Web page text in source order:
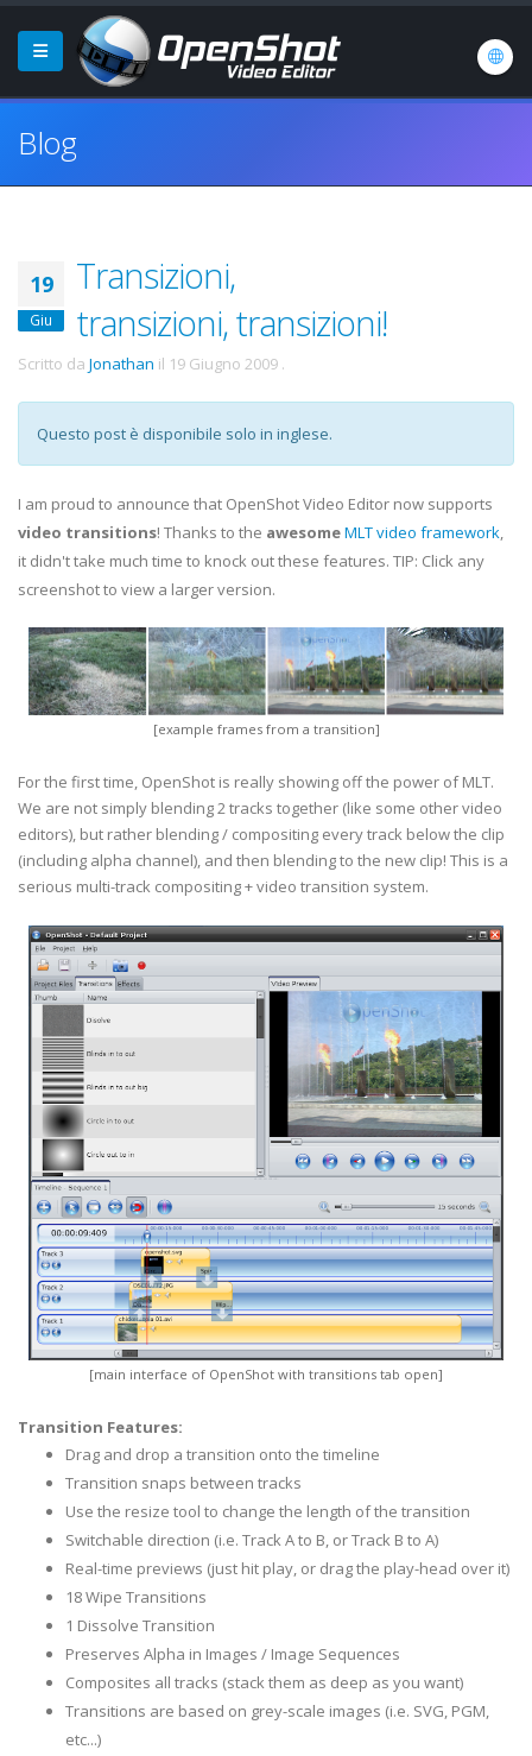
Blog
19
Giu
Transizioni,
transizioni, transizioni!
Scritto da Jonathan il 19 Giugno 2009 .
Questo post è disponibile solo in inglese.
I am proud to announce that OpenShot Video Editor now supports
video transitions! Thanks to the awesomeMLT video framework,
it didn't take much time to knock out these features. TIP: Click any
screenshot to view a larger version.
[example frames from a transition]
For the first time, OpenShot is really showing off the power of MLT.
We are not simply blending 2 tracks together (like some other video
editors), but rather blending / compositing every track below the clip
(including alpha channel), and then blending to the new clip! This is a
serious multi-track compositing + video transition system.
[main interface of OpenShot with transitions tab open]
Transition Features:
Drag and drop a transition onto the timeline
Transition snaps between tracks
Use the resize tool to change the length of the transition
Switchable direction (i.e. Track A to B, or Track B to A)
Real-time previews (just hit play, or drag the play-head over it)
18 Wipe Transitions
1 Dissolve Transition
Preserves Alpha in Images / Image Sequences
Composites all tracks (stack them as deep as you want)
Transitions are based on grey-scale images (i.e. SVG, PGM,
etc...)